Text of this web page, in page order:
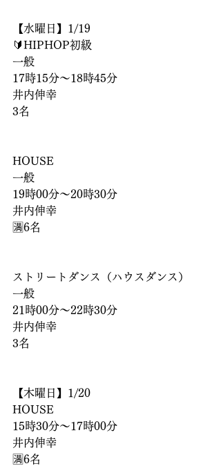
【水曜日】1/19
🔰HIPHOP初級
一般
17時15分〜18時45分
井内伸幸
3名
HOUSE
一般
19時00分〜20時30分
井内伸幸
🈵6名
ストリートダンス（ハウスダンス）
一般
21時00分〜22時30分
井内伸幸
3名
【木曜日】1/20
HOUSE
15時30分〜17時00分
井内伸幸
🈵6名